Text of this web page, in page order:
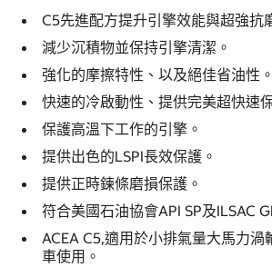
C5先進配方提升引擎效能與超強抗
減少沉積物並保持引擎清潔。
強化的摩擦特性、以及絕佳省油性。
快速的冷啟動性、提供完美超快速
保護高溫下工作的引擎。
提供出色的LSPI長效保護。
提供正時鍊條磨損保護。
符合美國石油協會API SP及ILSAC
ACEA C5,適用於小排氣量大馬力渦
車使用。